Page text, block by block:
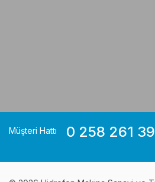
Müşteri Hattı 0 258 261